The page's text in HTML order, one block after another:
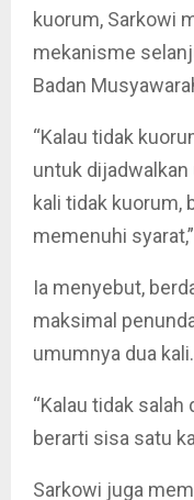
kuorum, Sarkowi
mekanisme
Badan
“Kalau tidak
untuk dijadwalkan
kali tidak kuorum,
memenuhi
Ia menyebut,
maksimal
umumnya dua kali.
“Kalau tidak salah
berarti sisa satu
Sarkowi juga